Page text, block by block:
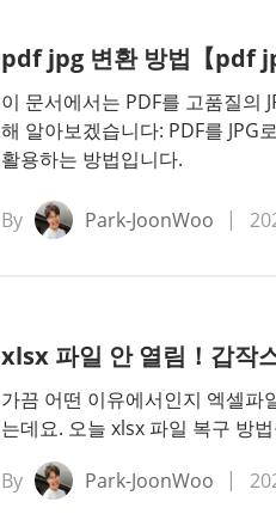
pdf jpg 변환 방법【pdf
이 문서에서는 PDF를 고품질의
해 알아보겠습니다: PDF를 JPG
활용하는 방법입니다.
By Park-JoonWoo
xlsx 파일 안 열림！갑작
가끔 어떤 이유에서인지 엑셀파
는데요. 오늘 xlsx 파일 복구 방
By Park-JoonWoo